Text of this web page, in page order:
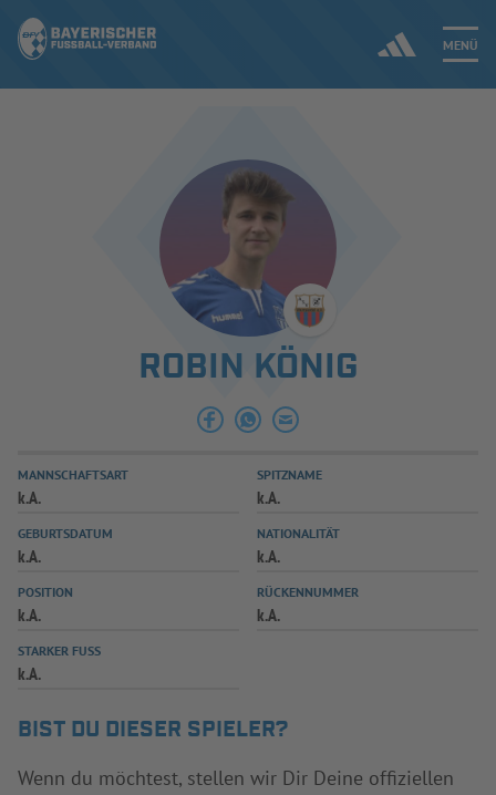
MENÜ
ERGEBNISSE & WETTBEWERBE
SPIELBETRIEB & VERBANDSLEBEN
AUSBILDUNG & FÖRDERUNG
SPIELPLUS
ROBIN KÖNIG
MANNSCHAFTSART
k.A.
SPITZNAME
k.A.
GEBURTSDATUM
k.A.
NATIONALITÄT
k.A.
POSITION
k.A.
RÜCKENNUMMER
k.A.
STARKER FUSS
k.A.
BIST DU DIESER SPIELER?
Wenn du möchtest, stellen wir Dir Deine offiziellen